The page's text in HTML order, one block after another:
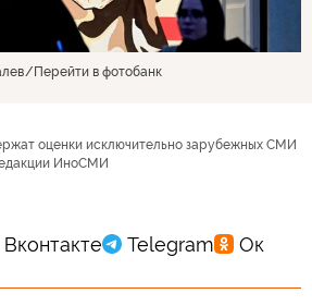
Перейти в фотобанк
оценки исключительно зарубежных СМИ
ИноСМИ